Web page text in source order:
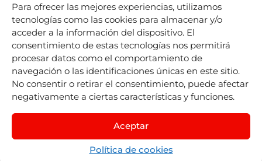
Para ofrecer las mejores experiencias, utilizamos
tecnologías como las cookies para almacenar y/o
acceder a la información del dispositivo. El
consentimiento de estas tecnologías nos permitirá
procesar datos como el comportamiento de
navegación o las identificaciones únicas en este sitio.
No consentir o retirar el consentimiento, puede afectar
negativamente a ciertas características y funciones.
Aceptar
Política de cookies
Juniper Airline Vacations
Juniper Cruises by IST
Juniper Experiences by Nexus Tours
Juniper Flight by Lleego
Juniper Travel Technology
Juniper Vervotech